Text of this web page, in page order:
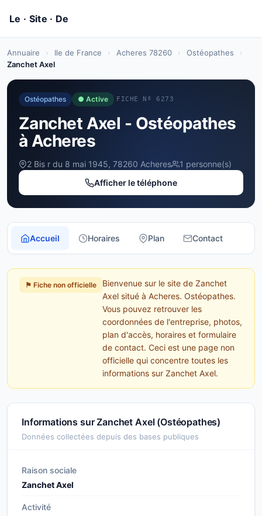
Annuaire › Ile de France › Acheres 78260 › Ostéopathes
›
Zanchet Axel
Ostéopathes ● Active FICHE Nº 6273
Zanchet Axel - Ostéopathes
à Acheres
2 Bis r du 8 mai 1945, 78260 Acheres
1 personne(s)
Afficher le téléphone
Accueil Horaires Plan Contact
⚑ Fiche non officielle
Bienvenue sur le site de Zanchet
Axel situé à Acheres. Ostéopathes.
Vous pouvez retrouver les
coordonnées de l'entreprise, photos,
plan d'accès, horaires et formulaire
de contact. Ceci est une page non
officielle qui concentre toutes les
informations sur Zanchet Axel.
Informations sur Zanchet Axel (Ostéopathes)
Données collectées depuis des bases publiques
Raison sociale
Zanchet Axel
Activité